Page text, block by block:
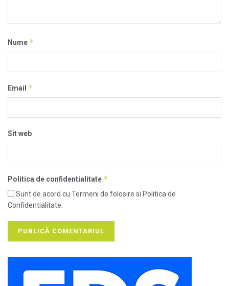
Nume *
Email *
Sit web
Politica de confidentialitate *
Sunt de acord cu Termeni de folosire si Politica de
Confidentialitate.